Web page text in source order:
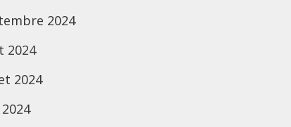
2024
2024
2024